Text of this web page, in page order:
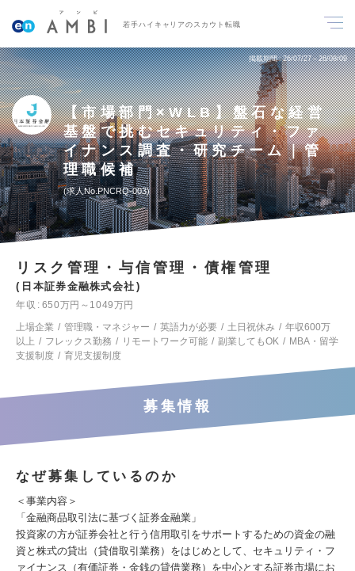
若手ハイキャリアのスカウト転職
掲載期間 26/07/27～26/08/09
【市場部門×WLB】盤石な経営
基盤で挑むセキュリティ・ファ
イナンス調査・研究チーム｜管
理職候補
求人No.PNCRQ-003
リスク管理・与信管理・債権管理
日本証券金融株式会社
年収
650万円～1049万円
上場企業
管理職・マネジャー 英語力が必要 土日祝休み
年収600万
以上
フレックス勤務 リモートワーク可能 副業してもOK
MBA・留学
支援制度
育児支援制度
募集情報
なぜ募集しているのか
＜事業内容＞
「金融商品取引法に基づく証券金融業」
投資家の方が証券会社と行う信用取引をサポートするための資金の融
資と株式の貸出（貸借取引業務）をはじめとして、セキュリティ・フ
ァイナンス（有価証券・金銭の貸借業務）を中心とする証券市場にお